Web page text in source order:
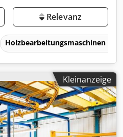
Relevanz
Holzbearbeitungsmaschinen
Kleinanzeige